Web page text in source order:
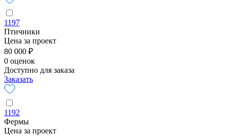
1197
Птичники
Цена за проект
80 000 ₽
0 оценок
Доступно для заказа
Заказать
1192
Фермы
Цена за проект